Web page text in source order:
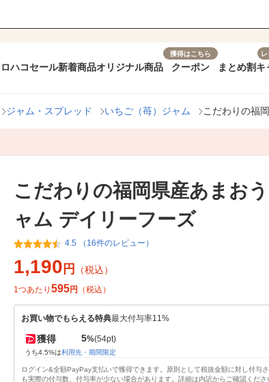
ロハコセール新着商品オリジナル商品
獲得はこちら
クーポン まとめ割キ
ジャム・スプレッド いちご（苺）ジャム こだわりの福
こだわりの福岡県産あまお
ャム デイリーフーズ
4.5 （16件のレビュー）
1,190 円 （税込）
1つあたり 595円 （税込）
お買い物でもらえる特典最大付与率11%
獲得 5%(54pt)
うち4.5%は利用先・期間限定
ログイン&全額PayPay支払いで獲得できます。原則として税抜金額に対し付与
も実際の付与数、付与率が少ない場合があります。詳細は内訳からご確認くださ